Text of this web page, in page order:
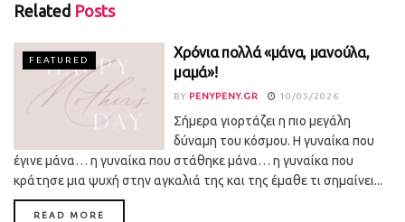
Related Posts
FEATURED
Χρόνια πολλά «μάνα, μανούλα,
μαμά»!
BY PENYPENY.GR 10/05/2026
Σήμερα γιορτάζει η πιο μεγάλη
δύναμη του κόσμου. Η γυναίκα που
έγινε μάνα… η γυναίκα που στάθηκε μάνα… η γυναίκα που
κράτησε μια ψυχή στην αγκαλιά της και της έμαθε τι σημαίνει...
READ MORE